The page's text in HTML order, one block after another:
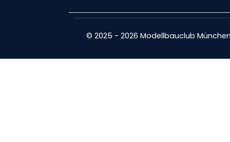
© 2025 - 2026 Modellbauclub